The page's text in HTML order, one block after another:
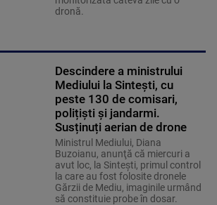
dronă.
Descindere a ministrului
Mediului la Sintești, cu
peste 130 de comisari,
polițiști și jandarmi.
Susținuți aerian de drone
Ministrul Mediului, Diana
Buzoianu, anunţă că miercuri a
avut loc, la Sinteşti, primul control
la care au fost folosite dronele
Gărzii de Mediu, imaginile urmând
să constituie probe în dosar.